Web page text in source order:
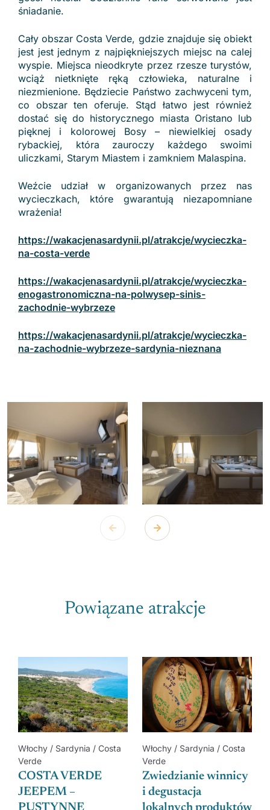
śniadanie.
Cały obszar Costa Verde, gdzie znajduje się obiekt
jest jest jednym z najpiękniejszych miejsc na calej
wyspie. Miejsca nieodkryte przez rzesze turystów,
wciąż nietknięte ręką człowieka, naturalne i
niezmienione. Będziecie Państwo zachwyceni tym,
co obszar ten oferuje. Stąd łatwo jest również
dostać się do historycznego miasta Oristano lub
pięknej i kolorowej Bosy – niewielkiej osady
rybackiej, która zauroczy każdego swoimi
uliczkami, Starym Miastem i zamkniem Malaspina.
Weźcie udział w organizowanych przez nas
wycieczkach, które gwarantują niezapomniane
wrażenia!
https://wakacjenasardynii.pl/atrakcje/wycieczka-
na-costa-verde
https://wakacjenasardynii.pl/atrakcje/wycieczka-
enogastronomiczna-na-polwysep-sinis-
zachodnie-wybrzeze
https://wakacjenasardynii.pl/atrakcje/wycieczka-
na-zachodnie-wybrzeze-sardynia-nieznana
Powiązane atrakcje
Włochy / Sardynia / Costa
Verde
COSTA VERDE
JEEPEM –
Włochy / Sardynia / Costa
Verde
Zwiedzianie winnicy
i degustacja